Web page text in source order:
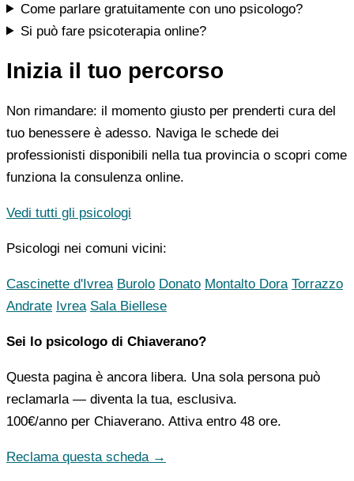
Come parlare gratuitamente con uno psicologo?
Si può fare psicoterapia online?
Inizia il tuo percorso
Non rimandare: il momento giusto per prenderti cura del
tuo benessere è adesso. Naviga le schede dei
professionisti disponibili nella tua provincia o scopri come
funziona la consulenza online.
Vedi tutti gli psicologi
Psicologi nei comuni vicini:
Cascinette d'Ivrea Burolo Donato Montalto Dora Torrazzo
Andrate Ivrea Sala Biellese
Sei lo psicologo di Chiaverano?
Questa pagina è ancora libera. Una sola persona può
reclamarla — diventa la tua, esclusiva.
100€/anno per Chiaverano. Attiva entro 48 ore.
Reclama questa scheda →